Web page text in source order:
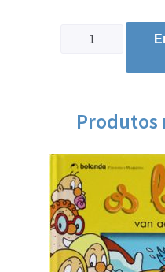
Produtos